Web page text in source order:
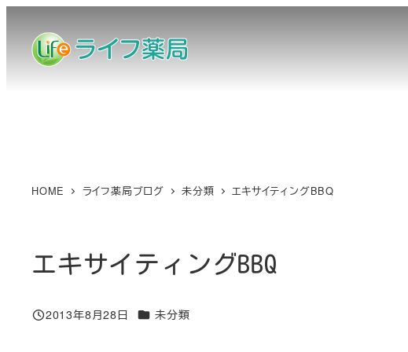
HOME ライフ薬局ブログ 未分類 エキサイティングBBQ
エキサイティングBBQ
投稿日
2013年8月28日 カテゴリー
未分類